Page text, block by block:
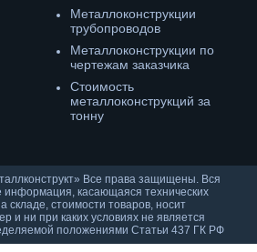
Металлоконструкции
трубопроводов
Металлоконструкции по
чертежам заказчика
Cтоимость
металлоконструкций за
тонну
Все права защищены. Вся
информация, касающаяся технических
складе, стоимости товаров, носит
и ни при каких условиях не является
положениями Статьи 437 ГК РФ